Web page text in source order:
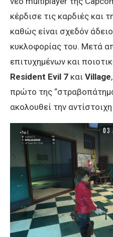
κέρδισε τις καρδιές και
καθώς είναι σχεδόν
κυκλοφορίας του. Mετά
επιτυχημένων και
Resident Evil 7 και Village
πρώτο της
ακολουθεί την